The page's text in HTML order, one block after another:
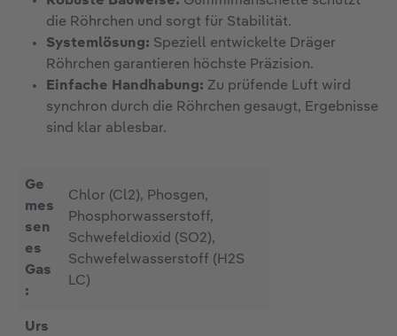
die Röhrchen und sorgt für Stabilität.
Systemlösung: Speziell entwickelte Dräger
Röhrchen garantieren höchste Präzision.
Einfache Handhabung: Zu prüfende Luft wird
synchron durch die Röhrchen gesaugt, Ergebnisse
sind klar ablesbar.
Ge
mes
sen
es
Gas
:
Chlor (Cl2), Phosgen,
Phosphorwasserstoff,
Schwefeldioxid (SO2),
Schwefelwasserstoff (H2S
LC)
Urs